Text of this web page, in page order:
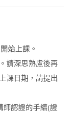
始上課。
請深思熟慮後再
課日期，請提出
師認證的手續(證